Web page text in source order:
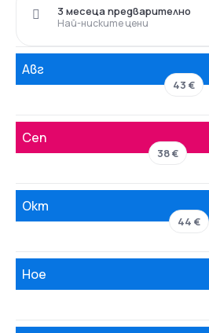
Най-ниските цени
3 месеца предварително
Авг
43 €
Сеп
38 €
Окт
44 €
Ное